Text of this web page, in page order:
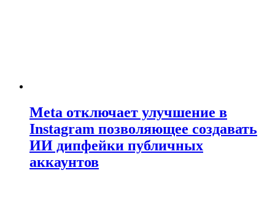
Meta отключает улучшение в
Instagram позволяющее создавать
ИИ дипфейки публичных
аккаунтов